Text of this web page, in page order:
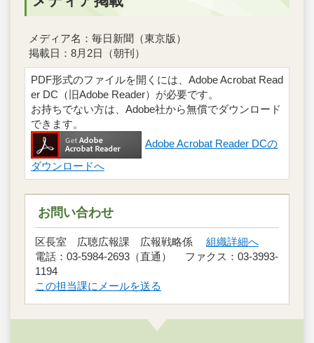
メディア名：毎日新聞（東京版）
掲載日：8月2日（朝刊）
PDF形式のファイルを開くには、Adobe Acrobat Read
er DC（旧Adobe Reader）が必要です。
お持ちでない方は、Adobe社から無償でダウンロード
できます。
Adobe Acrobat Reader DCの
ダウンロードへ
お問い合わせ
区長室 広聴広報課 広報戦略係 組織詳細へ
電話：03-5984-2693（直通） ファクス：03-3993-
1194
この担当課にメールを送る